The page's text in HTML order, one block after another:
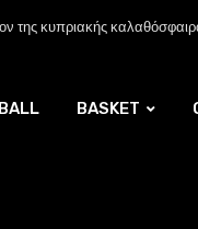
της κυπριακής
BASKET